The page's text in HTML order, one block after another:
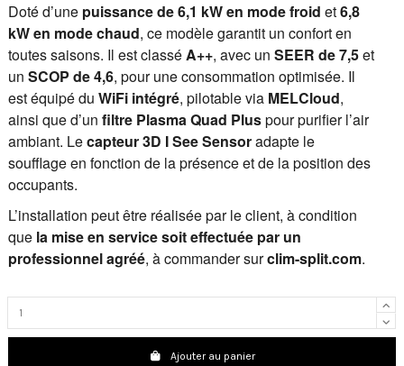
Doté d’une puissance de 6,1 kW en mode froid et6,8
kW en mode chaud, ce modèle garantit un confort en
toutes saisons. Il est classéA++, avec un SEER de 7,5et
un SCOP de 4,6, pour une consommation optimisée. Il
est équipé du WiFi intégré, pilotable via MELCloud,
ainsi que d’un filtre Plasma Quad Pluspour purifier l’air
ambiant. Lecapteur 3D I See Sensoradapte le
soufflage en fonction de la présence et de la position des
occupants.
L’installation peut être réalisée par le client, à condition
que la mise en service soit effectuée par un
professionnel agréé, à commander surclim-split.com.
Ajouter au panier